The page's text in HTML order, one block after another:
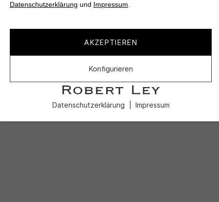
Datenschutzerklärung und Impressum.
AKZEPTIEREN
Konfigurieren
Datenschutzerklärung Impressum